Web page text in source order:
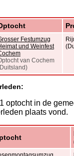
Festumzug
und Weinfest
van Cochem
optocht in de
plaats vond.